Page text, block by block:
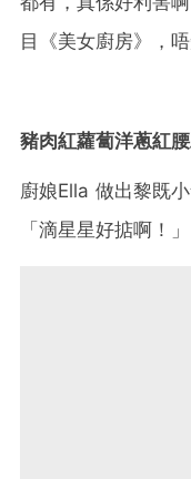
目《美女廚房》，
豬肉紅蘿蔔洋蔥紅
廚娘Ella 做出黎既
「滴星星好掂啊！